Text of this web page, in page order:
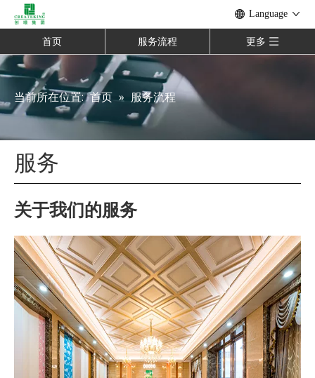
Language
首页 服务流程 更多
当前所在位置: 首页 » 服务流程
服务
关于我们的服务